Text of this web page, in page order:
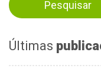
Últimas